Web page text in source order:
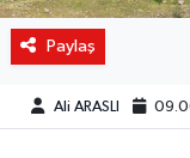
Paylaş
Ali ARASLI